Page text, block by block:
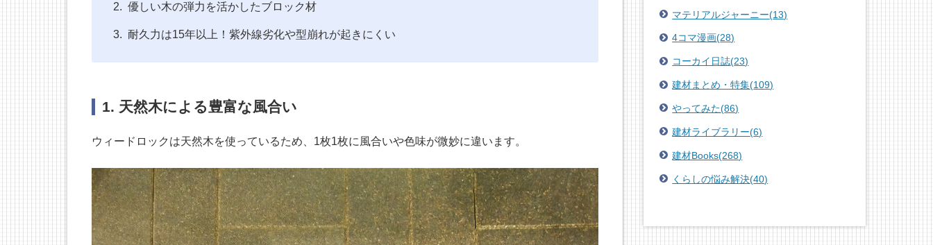
優しい木の弾力を活かしたブロック材
耐久力は15年以上！紫外線劣化や型崩れが起きにくい
1. 天然木による豊富な風合い
ウィードロックは天然木を使っているため、1枚1枚に風合いや色味が微妙に違います。
マテリアルジャーニー(13)
4コマ漫画(28)
コーカイ日誌(23)
建材まとめ・特集(109)
やってみた(86)
建材ライブラリー(6)
建材Books(268)
くらしの悩み解決(40)